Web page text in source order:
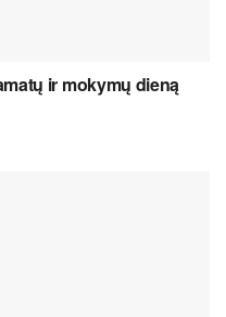
ir mokymų dieną